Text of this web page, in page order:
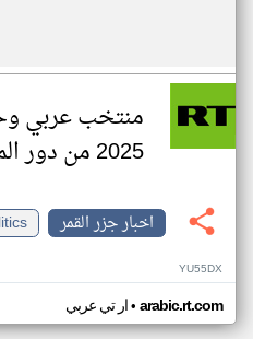
منتخب عربي
2025 من دور المجموعات
اخبار جزر القمر
YU55DX
ار تي عربي• arabic.rt.com